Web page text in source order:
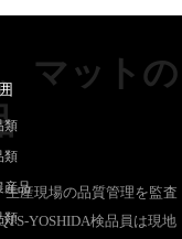
マットの
産現場の品質管理を監査
YOSHIDA検品員は現地
類
類
産品
類